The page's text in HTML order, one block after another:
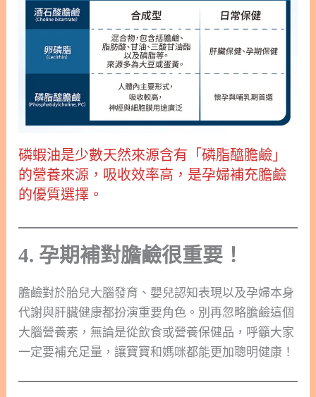
磷蝦油是少數天然來源含有「磷脂醯膽鹼」
的營養來源，吸收效率高，是孕婦補充膽鹼
的優質選擇。
4. 孕期補對膽鹼很重要！
膽鹼對於胎兒大腦發育、嬰兒認知表現以及孕婦本身
代謝與肝臟健康都扮演重要角色。別再忽略膽鹼這個
大腦營養素，無論是從飲食或營養保健品，呼籲大家
一定要補充足量，讓寶寶和媽咪都能更加聰明健康！